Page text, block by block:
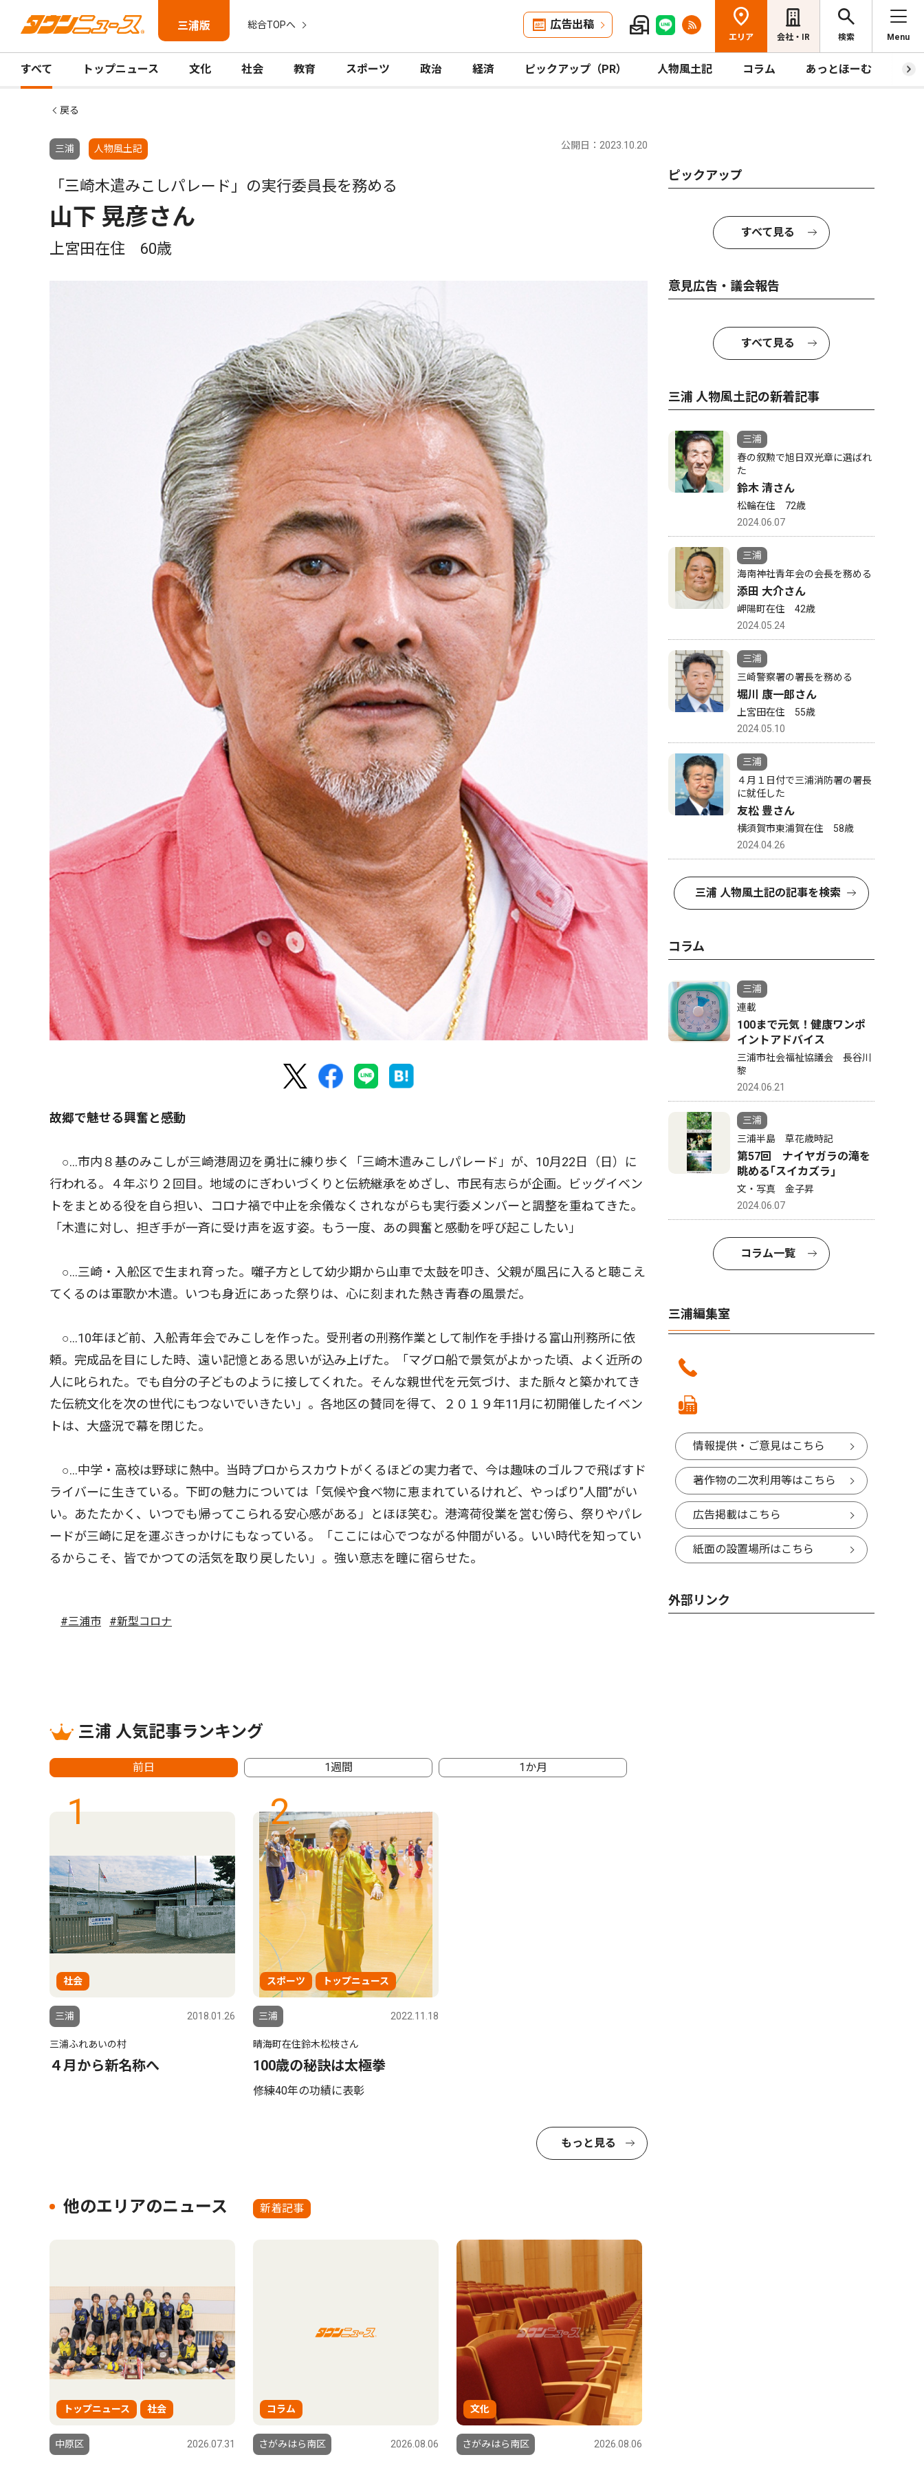
三浦版 総合TOPへ 広告出稿
エリア 会社・IR 検索 Menu
すべて トップニュース 文化 社会 教育 スポーツ 政治 経済 ピックアップ（PR） 人物風土記 コラム あっとほーむ プ
戻る
三浦 人物風土記 公開日：2023.10.20
「三崎木遣みこしパレード」の実行委員長を務める
山下 晃彦さん
上宮田在住 60歳
故郷で魅せる興奮と感動
○…市内８基のみこしが三崎港周辺を勇壮に練り歩く「三崎木遣みこしパレード」が、10月22日（日）に
行われる。４年ぶり２回目。地域のにぎわいづくりと伝統継承をめざし、市民有志らが企画。ビッグイベン
トをまとめる役を自ら担い、コロナ禍で中止を余儀なくされながらも実行委メンバーと調整を重ねてきた。
「木遣に対し、担ぎ手が一斉に受け声を返す姿。もう一度、あの興奮と感動を呼び起こしたい」
○…三崎・入舩区で生まれ育った。囃子方として幼少期から山車で太鼓を叩き、父親が風呂に入ると聴こえ
てくるのは軍歌か木遣。いつも身近にあった祭りは、心に刻まれた熱き青春の風景だ。
○…10年ほど前、入舩青年会でみこしを作った。受刑者の刑務作業として制作を手掛ける富山刑務所に依
頼。完成品を目にした時、遠い記憶とある思いが込み上げた。「マグロ船で景気がよかった頃、よく近所の
人に叱られた。でも自分の子どものように接してくれた。そんな親世代を元気づけ、また脈々と築かれてき
た伝統文化を次の世代にもつないでいきたい」。各地区の賛同を得て、２０１９年11月に初開催したイベン
トは、大盛況で幕を閉じた。
○…中学・高校は野球に熱中。当時プロからスカウトがくるほどの実力者で、今は趣味のゴルフで飛ばすド
ライバーに生きている。下町の魅力については「気候や食べ物に恵まれているけれど、やっぱり”人間”がい
い。あたたかく、いつでも帰ってこられる安心感がある」とほほ笑む。港湾荷役業を営む傍ら、祭りやパレ
ードが三崎に足を運ぶきっかけにもなっている。「ここには心でつながる仲間がいる。いい時代を知ってい
るからこそ、皆でかつての活気を取り戻したい」。強い意志を瞳に宿らせた。
#三浦市 #新型コロナ
三浦 人気記事ランキング
前日 1週間 1か月
1
社会
三浦 2018.01.26
三浦ふれあいの村
４月から新名称へ
2
スポーツ トップニュース
三浦 2022.11.18
晴海町在住鈴木松枝さん
100歳の秘訣は太極拳
修練40年の功績に表彰
もっと見る
他のエリアのニュース 新着記事
トップニュース 社会
中原区 2026.07.31
コラム
さがみはら南区 2026.08.06
文化
さがみはら南区 2026.08.06
ピックアップ
すべて見る
意見広告・議会報告
すべて見る
三浦 人物風土記の新着記事
三浦
春の叙勲で旭日双光章に選ばれ
た
鈴木 清さん
松輪在住 72歳
2024.06.07
三浦
海南神社青年会の会長を務める
添田 大介さん
岬陽町在住 42歳
2024.05.24
三浦
三崎警察署の署長を務める
堀川 康一郎さん
上宮田在住 55歳
2024.05.10
三浦
４月１日付で三浦消防署の署長
に就任した
友松 豊さん
横須賀市東浦賀在住 58歳
2024.04.26
三浦 人物風土記の記事を検索
コラム
三浦
連載
100まで元気！健康ワンポ
イントアドバイス
三浦市社会福祉協議会 長谷川
黎
2024.06.21
三浦
三浦半島 草花歳時記
第57回 ナイヤガラの滝を
眺める｢スイカズラ｣
文・写真 金子昇
2024.06.07
コラム一覧
三浦編集室
情報提供・ご意見はこちら
著作物の二次利用等はこちら
広告掲載はこちら
紙面の設置場所はこちら
外部リンク